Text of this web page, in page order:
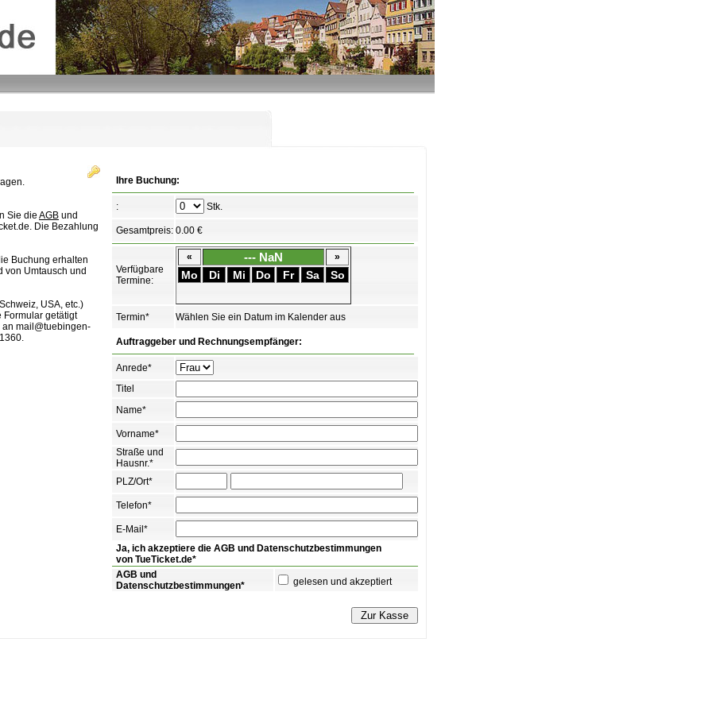
Sie die AGB und
Die Bezahlung
Buchung erhalten
von Umtausch und
USA, etc.)
Formular getätigt
mail@tuebingen-
Ihre Buchung:
: Stk.
Gesamtpreis: 0.00 €
Verfügbare
Termine:
« --- NaN »
Mo Di Mi Do Fr Sa So
Termin* Wählen Sie ein Datum im Kalender aus
Auftraggeber und Rechnungsempfänger:
Anrede*
Titel
Name*
Vorname*
Straße und
Hausnr.*
PLZ/Ort*
Telefon*
E-Mail*
Ja, ich akzeptiere die AGB und Datenschutzbestimmungen
von TueTicket.de*
AGB und
Datenschutzbestimmungen*
gelesen und akzeptiert